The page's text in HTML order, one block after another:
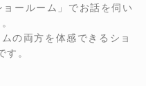
ョールーム」でお話を伺い
の両方を体感できるショ
す。